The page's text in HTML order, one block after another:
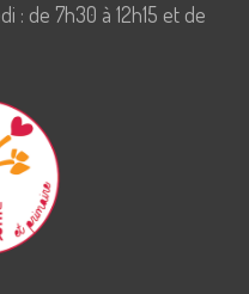
: de 7h30 à 12h15 et de